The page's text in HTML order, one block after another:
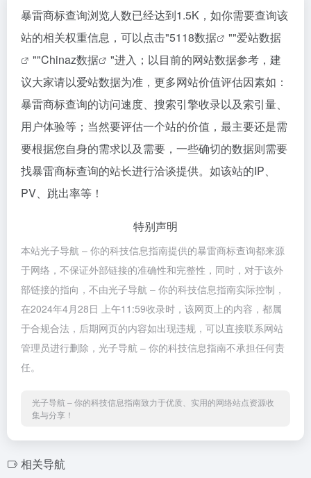
暴雷商标查询浏览人数已经达到1.5K，如你需要查询该
站的相关权重信息，可以点击"5118数据 ""爱站数据
""Chinaz数据
"进入；以目前的网站数据参考，建
议大家请以爱站数据为准，更多网站价值评估因素如：
暴雷商标查询的访问速度、搜索引擎收录以及索引量、
用户体验等；当然要评估一个站的价值，最主要还是需
要根据您自身的需求以及需要，一些确切的数据则需要
找暴雷商标查询的站长进行洽谈提供。如该站的IP、
PV、跳出率等！
特别声明
本站光子导航 – 你的科技信息指南提供的暴雷商标查询都来源
于网络，不保证外部链接的准确性和完整性，同时，对于该外
部链接的指向，不由光子导航 – 你的科技信息指南实际控制，
在2024年4月28日 上午11:59收录时，该网页上的内容，都属
于合规合法，后期网页的内容如出现违规，可以直接联系网站
管理员进行删除，光子导航 – 你的科技信息指南不承担任何责
任。
光子导航 – 你的科技信息指南致力于优质、实用的网络站点资源收
集与分享！
相关导航